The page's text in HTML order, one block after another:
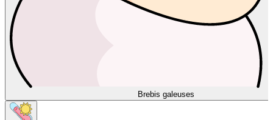
Brebis galeuses